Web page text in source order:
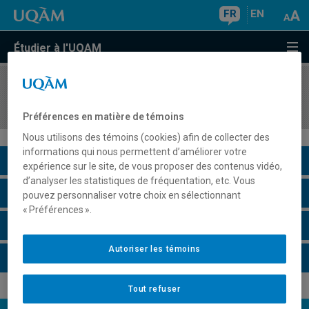
FR EN
Étudier à l'UQAM
COURS//
Description du cours
Horaire - Été 2026
Préférences en matière de témoins
Nous utilisons des témoins (cookies) afin de collecter des
informations qui nous permettent d’améliorer votre
expérience sur le site, de vous proposer des contenus vidéo,
d’analyser les statistiques de fréquentation, etc. Vous
pouvez personnaliser votre choix en sélectionnant
« Préférences ».
Tout refuser
Autoriser les témoins